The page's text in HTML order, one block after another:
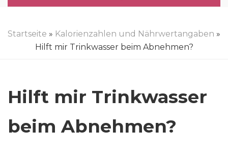
Startseite » Kalorienzahlen und Nährwertangaben »
Hilft mir Trinkwasser beim Abnehmen?
Hilft mir Trinkwasser
beim Abnehmen?